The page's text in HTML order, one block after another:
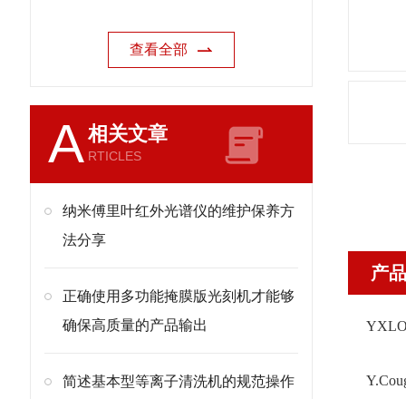
查看全部
A相关文章
RTICLES
纳米傅里叶红外光谱仪的维护保养方
法分享
正确使用多功能掩膜版光刻机才能够
确保高质量的产品输出
简述基本型等离子清洗机的规范操作
产